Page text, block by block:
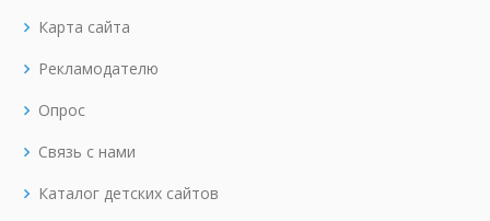
Карта сайта
Рекламодателю
Опрос
Связь с нами
Каталог детских сайтов